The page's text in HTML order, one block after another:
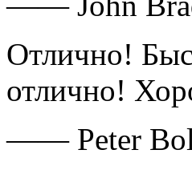
Отлично!
отлично!
—— Peter